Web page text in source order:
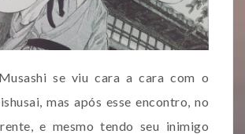
se viu cara a cara com o
mas após esse encontro, no
e mesmo tendo seu inimigo